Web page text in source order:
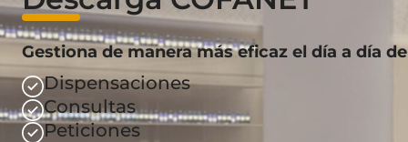
Gestiona de manera más eficaz el día a día
Dispensaciones
Consultas
Peticiones